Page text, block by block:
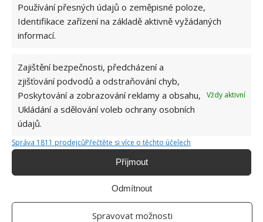
Používání přesných údajů o zeměpisné poloze,
Identifikace zařízení na základě aktivně vyžádaných
informací.
Zajištění bezpečnosti, předcházení a
zjišťování podvodů a odstraňování chyb,
Poskytování a zobrazování reklamy a obsahu,
Ukládání a sdělování voleb ochrany osobních
údajů.
Vždy aktivní
Správa 1811 prodejcůPřečtěte si více o těchto účelech
Příjmout
Odmítnout
Spravovat možnosti
umýt a poté otřít papírovým ručníkem. Je mnohem
lepší používat papírové ručníky, protože látkové
totiž z látky jen těžko vyprat. Proto doporučujeme,
abyste používali produkt, který následně vyhodíte.
Zdroj: TheSpruce